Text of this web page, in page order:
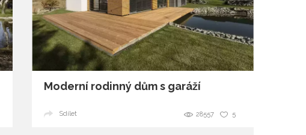
Moderní rodinný dům s garáží
5
28557
Sdílet